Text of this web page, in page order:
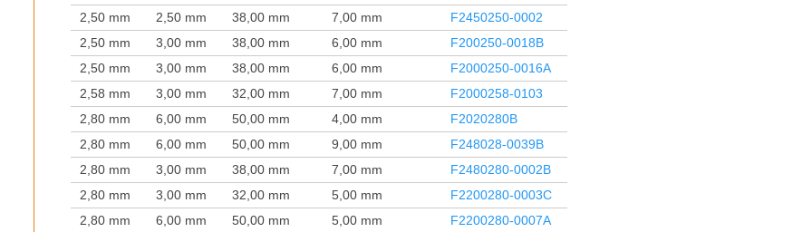
2,50 mm
2,50 mm 38,00 mm 7,00 mm
F2450250-0002
2,50 mm
3,00 mm 38,00 mm 6,00 mm
F200250-0018B
2,50 mm
3,00 mm 38,00 mm 6,00 mm
F2000250-0016A
2,58 mm
3,00 mm 32,00 mm 7,00 mm
F2000258-0103
2,80 mm
6,00 mm 50,00 mm 4,00 mm
F2020280B
2,80 mm
6,00 mm 50,00 mm 9,00 mm
F248028-0039B
2,80 mm
3,00 mm 38,00 mm 7,00 mm
F2480280-0002B
2,80 mm
3,00 mm 32,00 mm 5,00 mm
F2200280-0003C
2,80 mm
6,00 mm 50,00 mm 5,00 mm
F2200280-0007A